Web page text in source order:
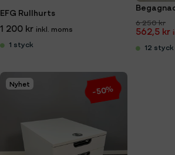
EFG Rullhurts
1 200 kr
1 styck
6 250 kr
562,5 kr
12 styck
Nyhet -50%